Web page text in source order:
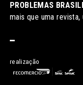
PROBLEMAS
mais que uma
realização